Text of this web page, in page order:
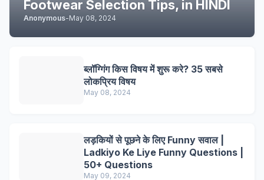
Footwear Selection Tips, in HINDI
Anonymous-May 08, 2024
ब्लॉग्गिंग किस विषय में शुरू करे? 35 सबसे
लोकप्रिय विषय
May 08, 2024
लड़कियों से पूछने के लिए Funny सवाल |
Ladkiyo Ke Liye Funny Questions |
50+ Questions
May 09, 2024